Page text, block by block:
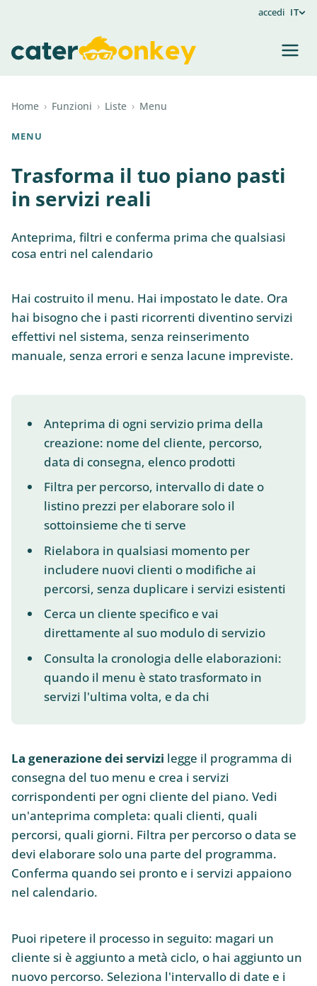
accedi IT
Home › Funzioni › Liste › Menu
MENU
Trasforma il tuo piano pasti
in servizi reali
Anteprima, filtri e conferma prima che qualsiasi
cosa entri nel calendario
Hai costruito il menu. Hai impostato le date. Ora
hai bisogno che i pasti ricorrenti diventino servizi
effettivi nel sistema, senza reinserimento
manuale, senza errori e senza lacune impreviste.
Anteprima di ogni servizio prima della
creazione: nome del cliente, percorso,
data di consegna, elenco prodotti
Filtra per percorso, intervallo di date o
listino prezzi per elaborare solo il
sottoinsieme che ti serve
Rielabora in qualsiasi momento per
includere nuovi clienti o modifiche ai
percorsi, senza duplicare i servizi esistenti
Cerca un cliente specifico e vai
direttamente al suo modulo di servizio
Consulta la cronologia delle elaborazioni:
quando il menu è stato trasformato in
servizi l'ultima volta, e da chi
La generazione dei servizi legge il programma di
consegna del tuo menu e crea i servizi
corrispondenti per ogni cliente del piano. Vedi
un'anteprima completa: quali clienti, quali
percorsi, quali giorni. Filtra per percorso o data se
devi elaborare solo una parte del programma.
Conferma quando sei pronto e i servizi appaiono
nel calendario.
Puoi ripetere il processo in seguito: magari un
cliente si è aggiunto a metà ciclo, o hai aggiunto un
nuovo percorso. Seleziona l'intervallo di date e i